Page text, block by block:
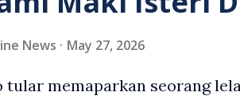
News May 27, 2026
tular memaparkan seorang